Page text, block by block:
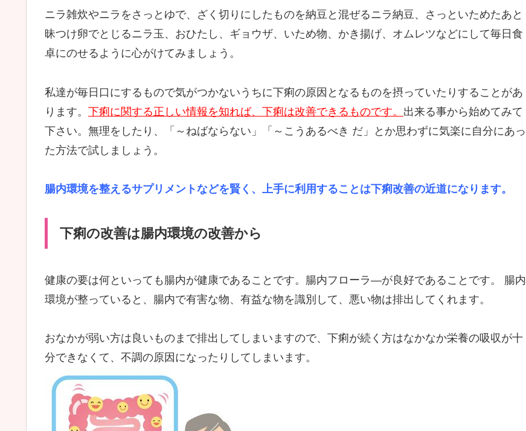
ニラ雑炊やニラをさっとゆで、ざく切りにしたものを納豆と混ぜるニラ納豆、さっといためたあと
昧つけ卵でとじるニラ玉、おひたし、ギョウザ、いため物、かき揚げ、オムレツなどにして毎日食
卓にのせるように心がけてみましょう。
私達が毎日口にするもので気がつかないうちに下痢の原因となるものを摂っていたりすることがあ
ります。 下痢に関する正しい情報を知れば、下痢は改善できるものです。 出来る事から始めてみて
下さい。無理をしたり、「～ねばならない」「～こうあるべき だ」とか思わずに気楽に自分にあっ
た方法で試しましょう。
腸内環境を整えるサプリメントなどを賢く、上手に利用することは下痢改善の近道になります。
下痢の改善は腸内環境の改善から
健康の要は何といっても腸内が健康であることです。腸内フローラ―が良好であることです。 腸内
環境が整っていると、腸内で有害な物、有益な物を識別して、悪い物は排出してくれます。
おなかが弱い方は良いものまで排出してしまいますので、下痢が続く方はなかなか栄養の吸収が十
分できなくて、不調の原因になったりしてしまいます。